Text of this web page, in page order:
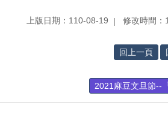
上版日期：110-08-19 修改時間：
回上一頁
2021麻豆文旦節--